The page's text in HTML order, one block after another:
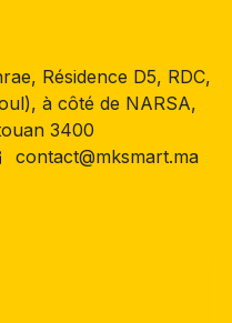
Résidence D5, RDC,
à côté de NARSA,
3400
contact@mksmart.ma